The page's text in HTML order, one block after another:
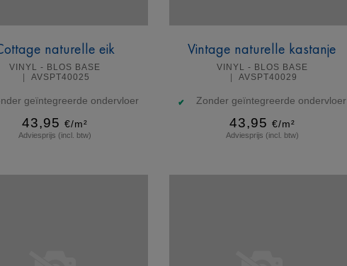
naturelle eik
VINYL - BLOS BASE
AVSPT40025
geïntegreerde ondervloer
43,95 €/m²
Adviesprijs (incl. btw)
Vintage naturelle kastanje
VINYL - BLOS BASE
AVSPT40029
Zonder geïntegreerde ondervloer
43,95 €/m²
Adviesprijs (incl. btw)